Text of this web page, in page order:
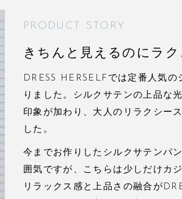
PRODUCT STORY
きちんと見えるのにラ
DRESS HERSELFでは定番人気
りました。シルクサテンの上品な
印象が加わり、大人のリラクシー
した。
今までお作りしたシルクサテンパ
囲気ですが、こちらは少しだけカ
リラックス感と上品さの融合が